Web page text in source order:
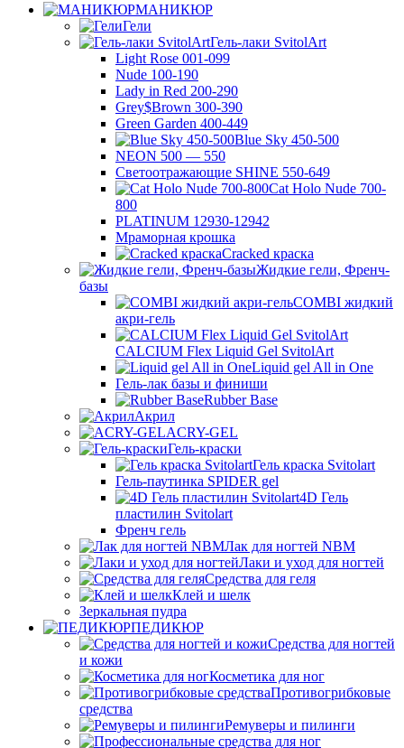
МАНИКЮР
Гели
Гель-лаки SvitolArt
Light Rose 001-099
Nude 100-190
Lady in Red 200-290
Grey$Brown 300-390
Green Garden 400-449
Blue Sky 450-500
NEON 500 — 550
Светоотражающие SHINE 550-649
Cat Holo Nude 700-
800
PLATINUM 12930-12942
Мраморная крошка
Cracked краска
Жидкие гели, Френч-
базы
COMBI жидкий
акри-гель
CALCIUM Flex Liquid Gel SvitolArt
Liquid gel All in One
Гель-лак базы и финиши
Rubber Base
Акрил
ACRY-GEL
Гель-краски
Гель краска Svitolart
Гель-паутинка SPIDER gel
4D Гель
пластилин Svitolart
Френч гель
Лак для ногтей NBM
Лаки и уход для ногтей
Средства для геля
Клей и шелк
Зеркальная пудра
ПЕДИКЮР
Средства для ногтей
и кожи
Косметика для ног
Противогрибковые
средства
Ремуверы и пилинги